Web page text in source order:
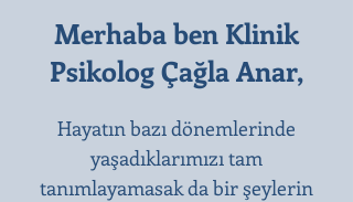
Merhaba ben Klinik
Psikolog Çağla Anar,
Hayatın bazı dönemlerinde
yaşadıklarımızı tam
tanımlayamasak da bir şeylerin